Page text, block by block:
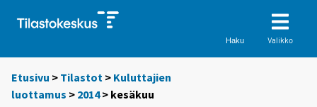
Haku Valikko
Etusivu > Tilastot > Kuluttajien
luottamus > 2014> kesäkuu